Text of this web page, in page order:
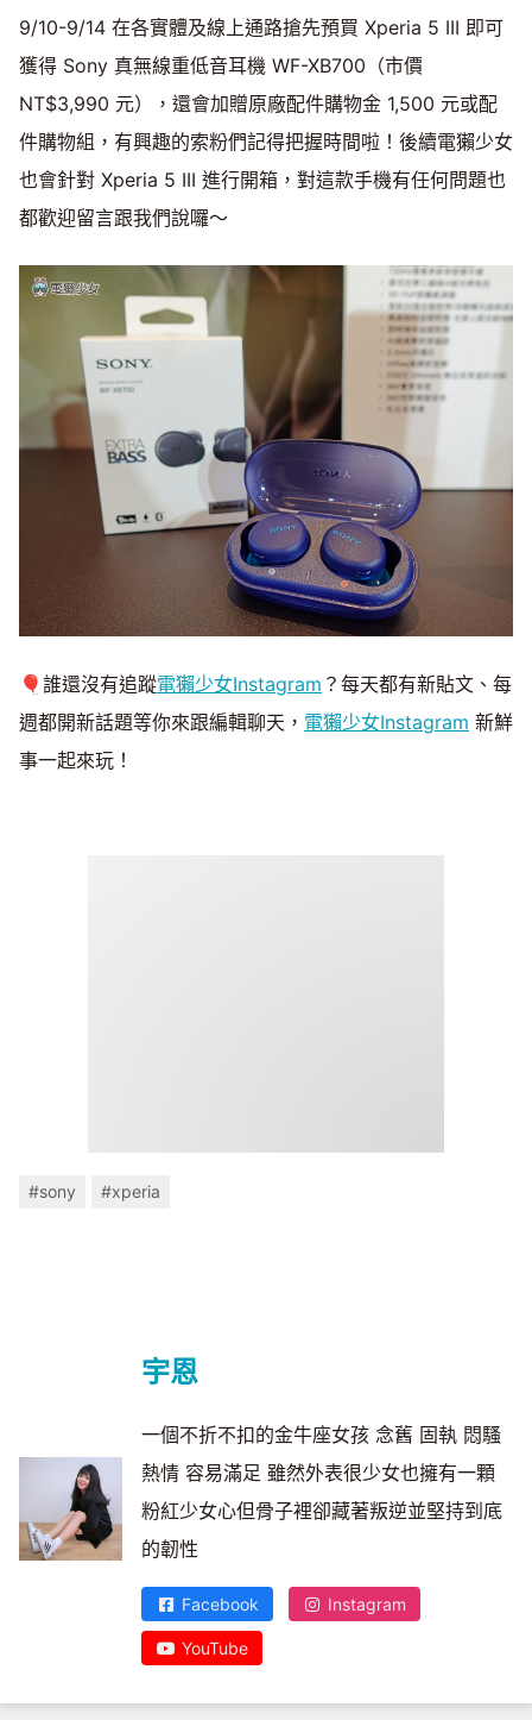
9/10-9/14 在各實體及線上通路搶先預買 Xperia 5 III 即可
獲得 Sony 真無線重低音耳機 WF-XB700（市價
NT$3,990 元），還會加贈原廠配件購物金 1,500 元或配
件購物組，有興趣的索粉們記得把握時間啦！後續電獺少女
也會針對 Xperia 5 III 進行開箱，對這款手機有任何問題也
都歡迎留言跟我們說囉～
🎈誰還沒有追蹤電獺少女Instagram ？每天都有新貼文、每
週都開新話題等你來跟編輯聊天， 電獺少女Instagram 新鮮
事一起來玩！
#sony #xperia
宇恩
一個不折不扣的金牛座女孩 念舊 固執 悶騷
熱情 容易滿足 雖然外表很少女也擁有一顆
粉紅少女心但骨子裡卻藏著叛逆並堅持到底
的韌性
Facebook Instagram
YouTube